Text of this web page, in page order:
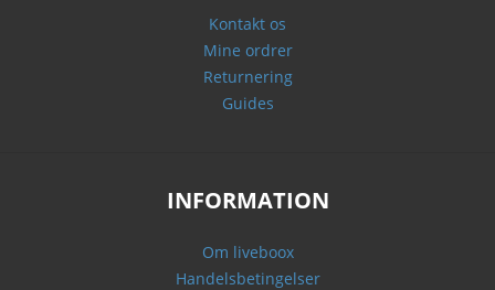
Kontakt os
Mine ordrer
Returnering
Guides
INFORMATION
Om liveboox
Handelsbetingelser